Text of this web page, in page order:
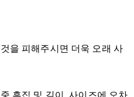
을 피해주시면 더욱 오래 사
흠집 및 길이, 사이즈에 오차